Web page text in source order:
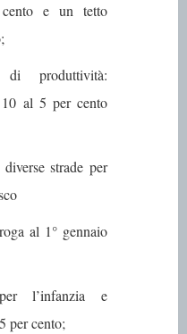
e un tetto
di produttività:
al 5 per cento
strade per
al 1° gennaio
l’infanzia e
per cento;